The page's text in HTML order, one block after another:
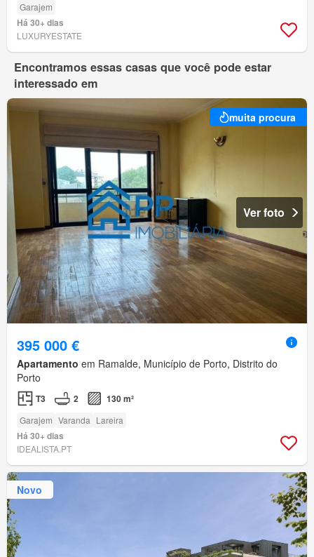
Garajem
Há 30+ dias
LUXURYESTATE
Encontramos essas casas que você pode estar
interessado em
muita procura
Ver foto
395 000 €
Apartamento em Ramalde, Município de Porto, Distrito do
Porto
T3 2 130 m²
Garajem Varanda Lareira
Há 30+ dias
IDEALISTA.PT
Novo